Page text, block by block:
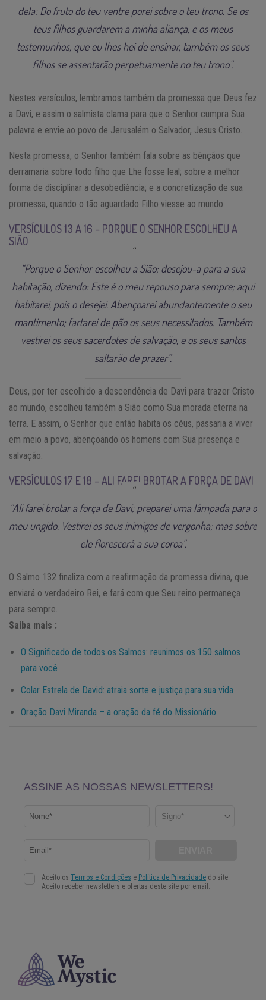
dela: Do fruto do teu ventre porei sobre o teu trono. Se os
teus filhos guardarem a minha aliança, e os meus
testemunhos, que eu lhes hei de ensinar, também os seus
filhos se assentarão perpetuamente no teu trono”.
Nestes versículos, lembramos também da promessa que Deus fez
a Davi, e assim o salmista clama para que o Senhor cumpra Sua
palavra e envie ao povo de Jerusalém o Salvador, Jesus Cristo.
Nesta promessa, o Senhor também fala sobre as bênçãos que
derramaria sobre todo filho que Lhe fosse leal; sobre a melhor
forma de disciplinar a desobediência; e a concretização de sua
promessa, quando o tão aguardado Filho viesse ao mundo.
VERSÍCULOS 13 A 16 – PORQUE O SENHOR ESCOLHEU A
SIÃO
“Porque o Senhor escolheu a Sião; desejou-a para a sua
habitação, dizendo: Este é o meu repouso para sempre; aqui
habitarei, pois o desejei. Abençoarei abundantemente o seu
mantimento; fartarei de pão os seus necessitados. Também
vestirei os seus sacerdotes de salvação, e os seus santos
saltarão de prazer”.
Deus, por ter escolhido a descendência de Davi para trazer Cristo
ao mundo, escolheu também a Sião como Sua morada eterna na
terra. E assim, o Senhor que então habita os céus, passaria a viver
em meio a povo, abençoando os homens com Sua presença e
salvação.
VERSÍCULOS 17 E 18 – ALI FAREI BROTAR A FORÇA DE DAVI
“Ali farei brotar a força de Davi; preparei uma lâmpada para o
meu ungido. Vestirei os seus inimigos de vergonha; mas sobre
ele florescerá a sua coroa”.
O Salmo 132 finaliza com a reafirmação da promessa divina, que
enviará o verdadeiro Rei, e fará com que Seu reino permaneça
para sempre.
Saiba mais :
O Significado de todos os Salmos: reunimos os 150 salmos
para você
Colar Estrela de David: atraia sorte e justiça para sua vida
Oração Davi Miranda – a oração da fé do Missionário